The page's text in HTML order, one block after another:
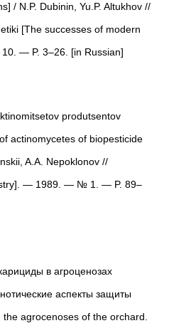
/ N.P. Dubinin, Yu.P. Altukhov //
[The successes of modern
— P. 3–26. [in Russian]
produtsentov
actinomycetes of biopesticide
A.A. Nepoklonov //
— 1989. — № 1. — P. 89–
в агроценозах
аспекты защиты
the agrocenoses of the orchard.